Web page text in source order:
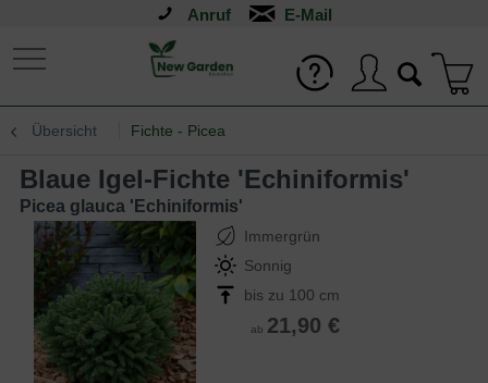
Anruf
Übersicht Fichte - Picea
Blaue Igel-Fichte 'Echiniformis'
Picea glauca 'Echiniformis'
Immergrün
Sonnig
bis zu 100 cm
ab 21,90 €